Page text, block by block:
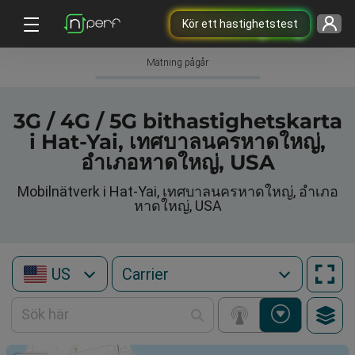
Kör ett hastighetstest
Mätning pågår
3G / 4G / 5G bithastighetskarta
i Hat-Yai, เทศบาลนครหาดใหญ่,
อำเภอหาดใหญ่, USA
Mobilnätverk i Hat-Yai, เทศบาลนครหาดใหญ่, อำเภอ
หาดใหญ่, USA
US